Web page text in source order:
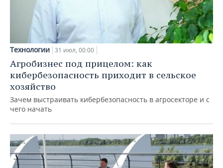
Технологии 31 июл, 00:00
Агробизнес под прицелом: как
кибербезопасность приходит в сельское
хозяйство
Зачем выстраивать кибербезопасность в агросекторе и с
чего начать